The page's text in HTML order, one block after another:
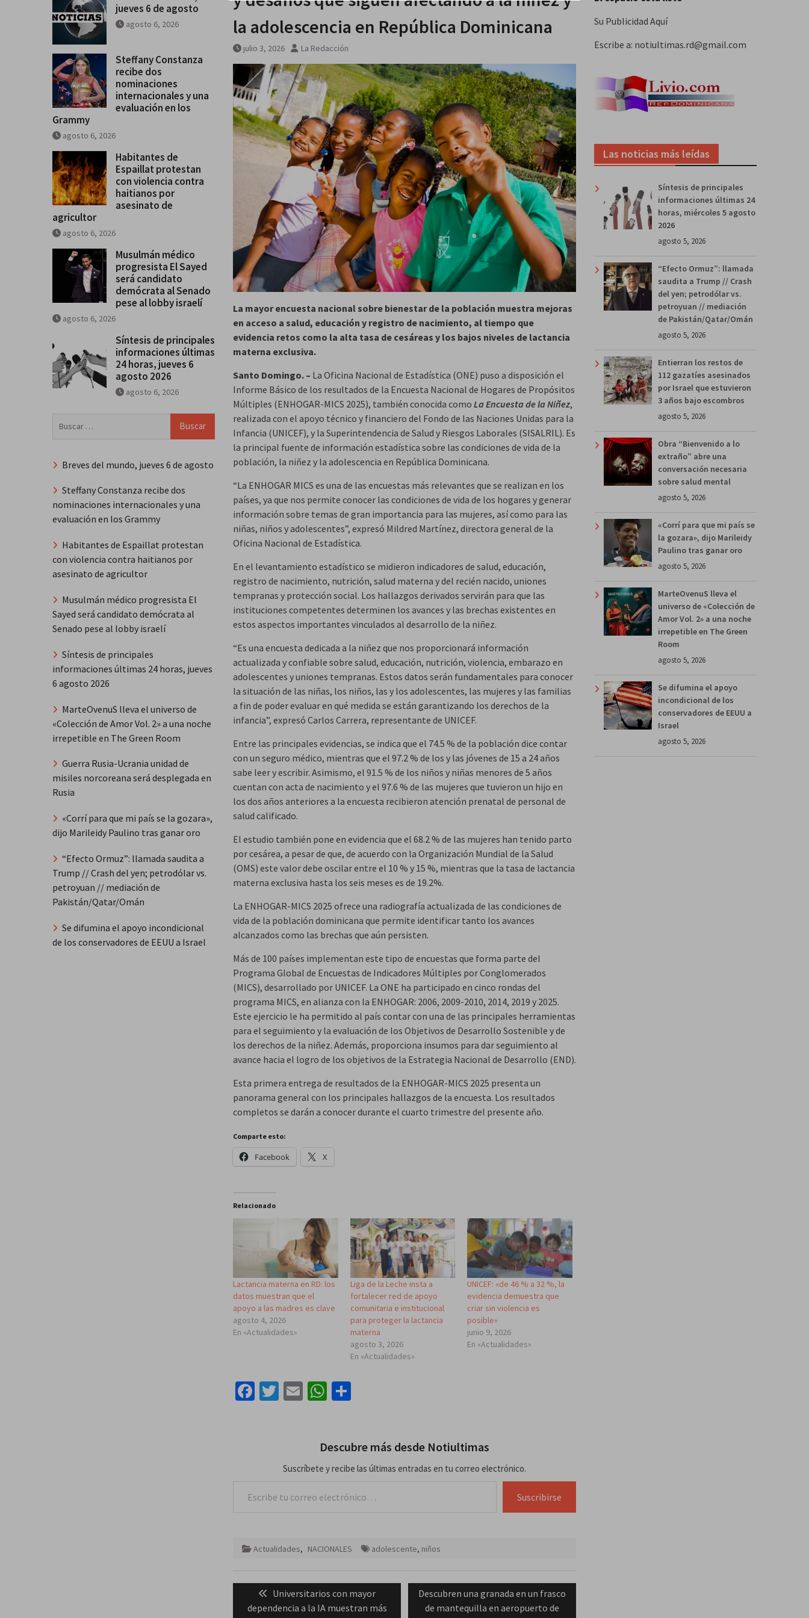
la adolescencia en República Dominicana
julio 3, 2026 La Redacción
La mayor encuesta nacional sobre bienestar de la población muestra mejoras
en acceso a salud, educación y registro de nacimiento, al tiempo que
evidencia retos como la alta tasa de cesáreas y los bajos niveles de lactancia
materna exclusiva.
Santo Domingo. – La Oficina Nacional de Estadística (ONE) puso a disposición el
Informe Básico de los resultados de la Encuesta Nacional de Hogares de Propósitos
Múltiples (ENHOGAR-MICS 2025), también conocida como La Encuesta de la Niñez,
realizada con el apoyo técnico y financiero del Fondo de las Naciones Unidas para la
Infancia (UNICEF), y la Superintendencia de Salud y Riesgos Laborales (SISALRIL). Es
la principal fuente de información estadística sobre las condiciones de vida de la
población, la niñez y la adolescencia en República Dominicana.
“La ENHOGAR MICS es una de las encuestas más relevantes que se realizan en los
países, ya que nos permite conocer las condiciones de vida de los hogares y generar
información sobre temas de gran importancia para las mujeres, así como para las
niñas, niños y adolescentes”, expresó Mildred Martínez, directora general de la
Oficina Nacional de Estadística.
En el levantamiento estadístico se midieron indicadores de salud, educación,
registro de nacimiento, nutrición, salud materna y del recién nacido, uniones
tempranas y protección social. Los hallazgos derivados servirán para que las
instituciones competentes determinen los avances y las brechas existentes en
estos aspectos importantes vinculados al desarrollo de la niñez.
“Es una encuesta dedicada a la niñez que nos proporcionará información
actualizada y confiable sobre salud, educación, nutrición, violencia, embarazo en
adolescentes y uniones tempranas. Estos datos serán fundamentales para conocer
la situación de las niñas, los niños, las y los adolescentes, las mujeres y las familias
a fin de poder evaluar en qué medida se están garantizando los derechos de la
infancia”, expresó Carlos Carrera, representante de UNICEF.
Entre las principales evidencias, se indica que el 74.5 % de la población dice contar
con un seguro médico, mientras que el 97.2 % de los y las jóvenes de 15 a 24 años
sabe leer y escribir. Asimismo, el 91.5 % de los niños y niñas menores de 5 años
cuentan con acta de nacimiento y el 97.6 % de las mujeres que tuvieron un hijo en
los dos años anteriores a la encuesta recibieron atención prenatal de personal de
salud calificado.
El estudio también pone en evidencia que el 68.2 % de las mujeres han tenido parto
por cesárea, a pesar de que, de acuerdo con la Organización Mundial de la Salud
(OMS) este valor debe oscilar entre el 10 % y 15 %, mientras que la tasa de lactancia
materna exclusiva hasta los seis meses es de 19.2%.
La ENHOGAR-MICS 2025 ofrece una radiografía actualizada de las condiciones de
vida de la población dominicana que permite identificar tanto los avances
alcanzados como las brechas que aún persisten.
Más de 100 países implementan este tipo de encuestas que forma parte del
Programa Global de Encuestas de Indicadores Múltiples por Conglomerados
(MICS), desarrollado por UNICEF. La ONE ha participado en cinco rondas del
programa MICS, en alianza con la ENHOGAR: 2006, 2009-2010, 2014, 2019 y 2025.
Este ejercicio le ha permitido al país contar con una de las principales herramientas
para el seguimiento y la evaluación de los Objetivos de Desarrollo Sostenible y de
los derechos de la niñez. Además, proporciona insumos para dar seguimiento al
avance hacia el logro de los objetivos de la Estrategia Nacional de Desarrollo (END).
Esta primera entrega de resultados de la ENHOGAR-MICS 2025 presenta un
panorama general con los principales hallazgos de la encuesta. Los resultados
completos se darán a conocer durante el cuarto trimestre del presente año.
Comparte esto:
Facebook X
Relacionado
Lactancia materna en RD: los
datos muestran que el
apoyo a las madres es clave
agosto 4, 2026
En «Actualidades»
Liga de la Leche insta a
fortalecer red de apoyo
comunitaria e institucional
para proteger la lactancia
materna
agosto 3, 2026
En «Actualidades»
UNICEF: «de 46 % a 32 %, la
evidencia demuestra que
criar sin violencia es
posible»
junio 9, 2026
En «Actualidades»
Facebook
Twitter
EmailWhatsApp
Descubre más desde Notiultimas
Suscríbete y recibe las últimas entradas en tu correo electrónico.
Suscribirse
Actualidades, NACIONALES adolescente, niños
Navegación
Previous
post:
Universitarios con mayor
dependencia a la IA muestran más
Next
post:
Descubren una granada en un frasco
de mantequilla en aeropuerto de
Su Publicidad Aquí
Escribe a: notiultimas.rd@gmail.com
Las noticias más leídas
Síntesis de principales
informaciones últimas 24
horas, miércoles 5 agosto
2026
agosto 5, 2026
“Efecto Ormuz”: llamada
saudita a Trump // Crash
del yen; petrodólar vs.
petroyuan // mediación
de Pakistán/Qatar/Omán
agosto 5, 2026
Entierran los restos de
112 gazatíes asesinados
por Israel que estuvieron
3 años bajo escombros
agosto 5, 2026
Obra “Bienvenido a lo
extraño” abre una
conversación necesaria
sobre salud mental
agosto 5, 2026
«Corrí para que mi país se
la gozara», dijo Marileidy
Paulino tras ganar oro
agosto 5, 2026
MarteOvenuS lleva el
universo de «Colección de
Amor Vol. 2» a una noche
irrepetible en The Green
Room
agosto 5, 2026
Se difumina el apoyo
incondicional de los
conservadores de EEUU a
Israel
agosto 5, 2026
jueves 6 de agosto
agosto 6, 2026
Steffany Constanza
recibe dos
nominaciones
internacionales y una
evaluación en los
Grammy
agosto 6, 2026
Habitantes de
Espaillat protestan
con violencia contra
haitianos por
asesinato de
agricultor
agosto 6, 2026
Musulmán médico
progresista El Sayed
será candidato
demócrata al Senado
pese al lobby israelí
agosto 6, 2026
Síntesis de principales
informaciones últimas
24 horas, jueves 6
agosto 2026
agosto 6, 2026
Breves del mundo, jueves 6 de agosto
Steffany Constanza recibe dos
nominaciones internacionales y una
evaluación en los Grammy
Habitantes de Espaillat protestan
con violencia contra haitianos por
asesinato de agricultor
Musulmán médico progresista El
Sayed será candidato demócrata al
Senado pese al lobby israelí
Síntesis de principales
informaciones últimas 24 horas, jueves
6 agosto 2026
MarteOvenuS lleva el universo de
«Colección de Amor Vol. 2» a una noche
irrepetible en The Green Room
Guerra Rusia-Ucrania unidad de
misiles norcoreana será desplegada en
Rusia
«Corrí para que mi país se la gozara»,
dijo Marileidy Paulino tras ganar oro
“Efecto Ormuz”: llamada saudita a
Trump // Crash del yen; petrodólar vs.
petroyuan // mediación de
Pakistán/Qatar/Omán
Se difumina el apoyo incondicional
de los conservadores de EEUU a Israel